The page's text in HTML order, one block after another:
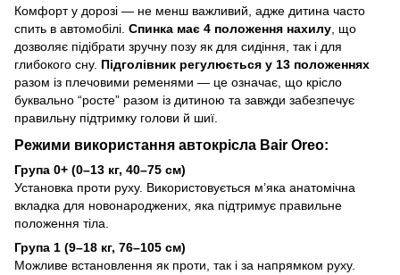
Комфорт у дорозі — не менш важливий, адже дитина часто
спить в автомобілі. Спинка має 4 положення нахилу , що
дозволяє підібрати зручну позу як для сидіння, так і для
глибокого сну. Підголівник регулюється у 13 положеннях
разом із плечовими ременями — це означає, що крісло
буквально “росте” разом із дитиною та завжди забезпечує
правильну підтримку голови й шиї.
Режими використання автокрісла Bair Oreo:
Група 0+ (0–13 кг, 40–75 см)
Установка проти руху. Використовується м’яка анатомічна
вкладка для новонароджених, яка підтримує правильне
положення тіла.
Група 1 (9–18 кг, 76–105 см)
Можливе встановлення як проти, так і за напрямком руху.